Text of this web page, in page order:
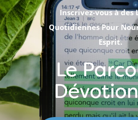
Inscrivez-vous à des
Quotidiennes Pour
Esprit.
Le